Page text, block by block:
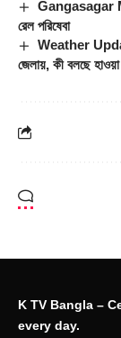
Gangasagar
রেল পরিষেবা
Weather
জেলায়, কী বলছে
K TV Bangla –
every day.